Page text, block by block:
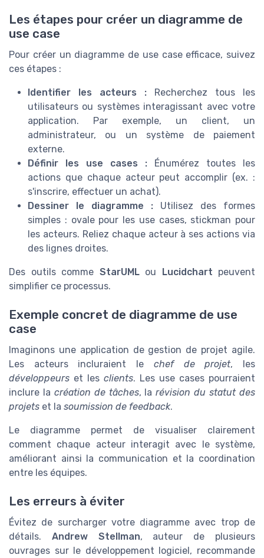
Les étapes pour créer un diagramme de
use case
Pour créer un diagramme de use case efficace, suivez
ces étapes :
Identifier les acteurs : Recherchez tous les
utilisateurs ou systèmes interagissant avec votre
application. Par exemple, un client, un
administrateur, ou un système de paiement
externe.
Définir les use cases : Énumérez toutes les
actions que chaque acteur peut accomplir (ex. :
s'inscrire, effectuer un achat).
Dessiner le diagramme : Utilisez des formes
simples : ovale pour les use cases, stickman pour
les acteurs. Reliez chaque acteur à ses actions via
des lignes droites.
Des outils comme StarUMLou Lucidchart peuvent
simplifier ce processus.
Exemple concret de diagramme de use
case
Imaginons une application de gestion de projet agile.
Les acteurs incluraient le chef de projet, les
développeurs et les clients. Les use cases pourraient
inclure la création de tâches, larévision du statut des
projets et la soumission de feedback.
Le diagramme permet de visualiser clairement
comment chaque acteur interagit avec le système,
améliorant ainsi la communication et la coordination
entre les équipes.
Les erreurs à éviter
Évitez de surcharger votre diagramme avec trop de
détails. Andrew Stellman, auteur de plusieurs
ouvrages sur le développement logiciel, recommande